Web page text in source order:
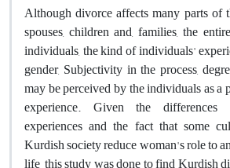
Although divorce affects many parts of
spouses, children and, families, the
individuals, the kind of individuals'
gender, Subjectivity in the process,
may be perceived by the individuals as a
experience. Given the
experiences and the fact that some
Kurdish society reduce woman's role to